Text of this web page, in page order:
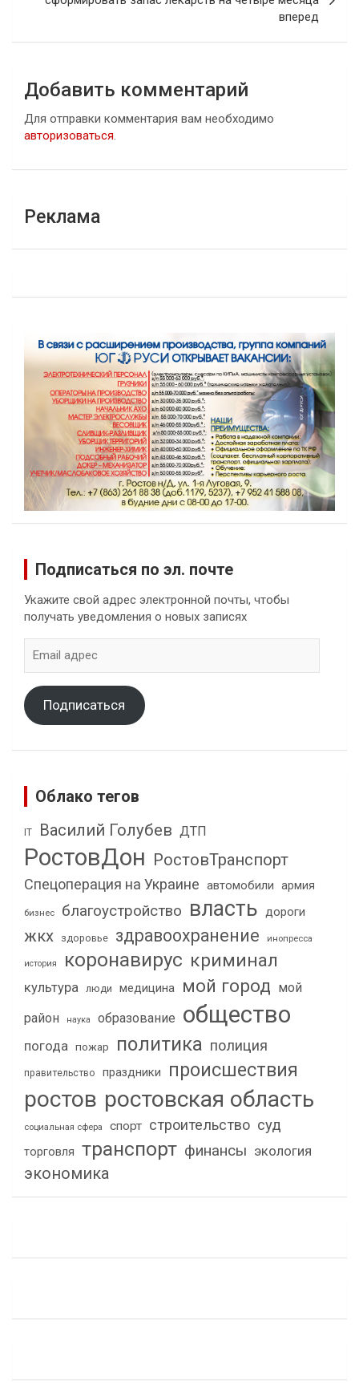
вперед
Добавить комментарий
Для отправки комментария вам необходимо
авторизоваться.
Реклама
Подписаться по эл. почте
Укажите свой адрес электронной почты, чтобы
получать уведомления о новых записях
адрес
Подписаться
Облако тегов
IT Василий Голубев ДТП
РостовДон РостовТранспорт
Спецоперация на Украине автомобили армия
бизнес благоустройство власть дороги
жкх здоровье здравоохранение инопресса
история коронавирус криминал
культура люди медицина мой город мой
район
наука образование общество
погода пожар политика полиция
правительство праздники происшествия
ростов ростовская область
социальная сфера спорт строительство суд
торговля транспорт финансы экология
экономика